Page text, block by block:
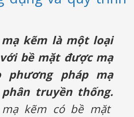
kẽm là một loại
bề mặt được mạ
phương pháp mạ
truyền thống.
kẽm có bề mặt